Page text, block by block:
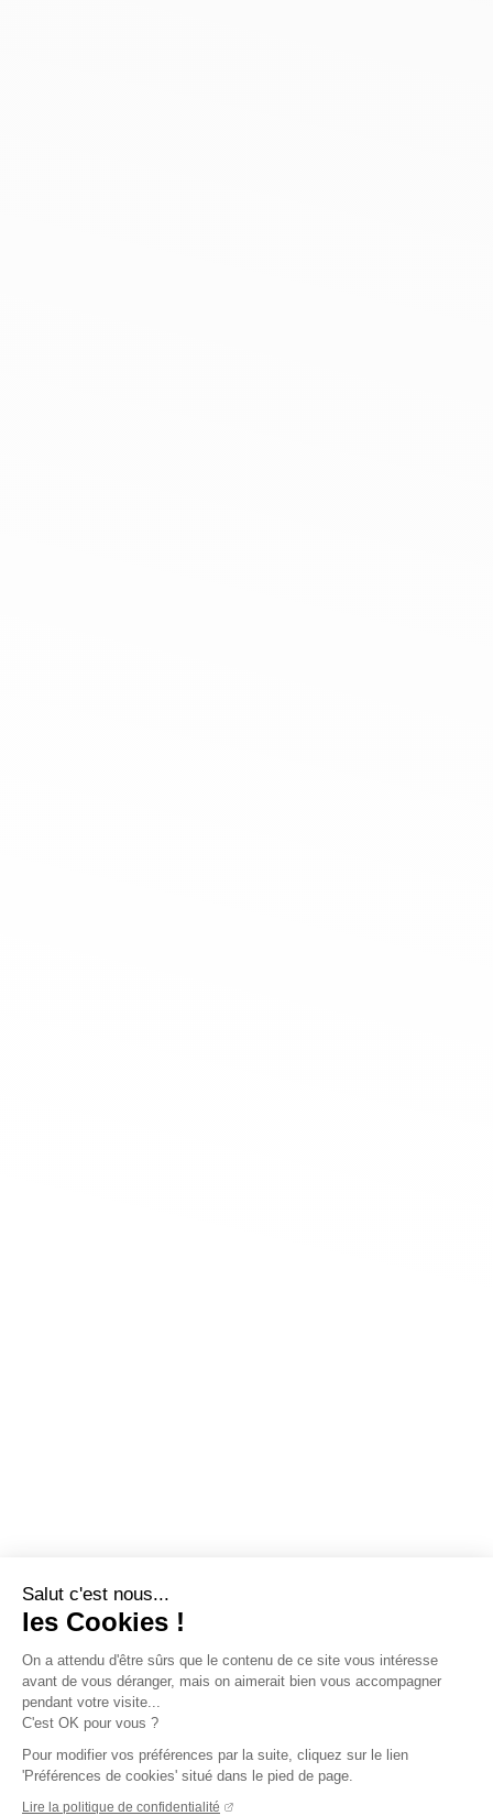
Salut c'est nous...
les Cookies !
On a attendu d'être sûrs que le contenu de ce site vous intéresse
avant de vous déranger, mais on aimerait bien vous accompagner
pendant votre visite...
C'est OK pour vous ?
Pour modifier vos préférences par la suite, cliquez sur le lien
'Préférences de cookies' situé dans le pied de page.
Lire la politique de confidentialité